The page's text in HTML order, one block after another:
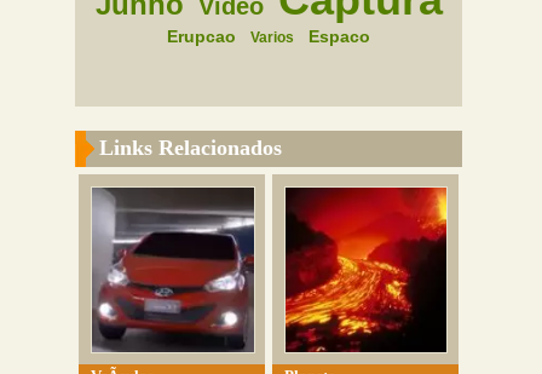
Video
Erupcao Varios Espaco
Links Relacionados